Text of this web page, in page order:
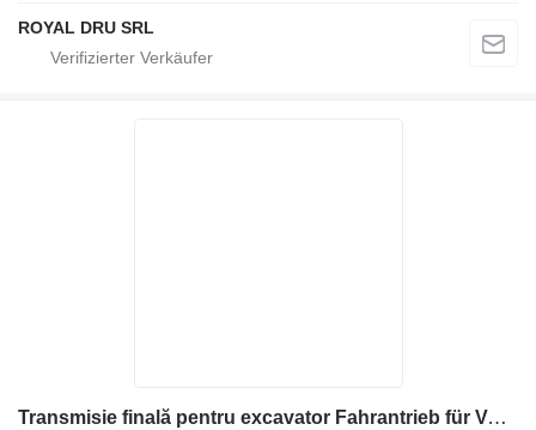
ROYAL DRU SRL
Transmisie finală pentru excavator Fahrantrieb für Volvo EC45 Baumaschinen